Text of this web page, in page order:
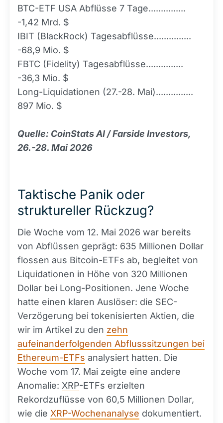
BTC-ETF USA Abflüsse 7 Tage...............
-1,42 Mrd. $
IBIT (BlackRock) Tagesabflüsse...............
-68,9 Mio. $
FBTC (Fidelity) Tagesabflüsse...............
-36,3 Mio. $
Long-Liquidationen (27.-28. Mai)...............
897 Mio. $
Quelle: CoinStats AI / Farside Investors,
26.-28. Mai 2026
Taktische Panik oder
struktureller Rückzug?
Die Woche vom 12. Mai 2026 war bereits
von Abflüssen geprägt: 635 Millionen Dollar
flossen aus Bitcoin-ETFs ab, begleitet von
Liquidationen in Höhe von 320 Millionen
Dollar bei Long-Positionen. Jene Woche
hatte einen klaren Auslöser: die SEC-
Verzögerung bei tokenisierten Aktien, die
wir im Artikel zu den zehn
aufeinanderfolgenden Abflusssitzungen bei
Ethereum-ETFs analysiert hatten. Die
Woche vom 17. Mai zeigte eine andere
Anomalie: XRP-ETFs erzielten
Rekordzuflüsse von 60,5 Millionen Dollar,
wie die XRP-Wochenanalyse dokumentiert.